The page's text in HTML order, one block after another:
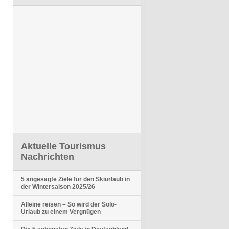
Aktuelle Tourismus
Nachrichten
5 angesagte Ziele für den Skiurlaub in
der Wintersaison 2025/26
Alleine reisen – So wird der Solo-
Urlaub zu einem Vergnügen